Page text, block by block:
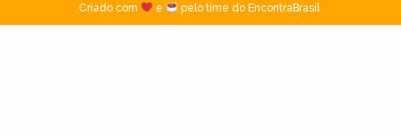
Criado com
e pelo time do EncontraBrasil